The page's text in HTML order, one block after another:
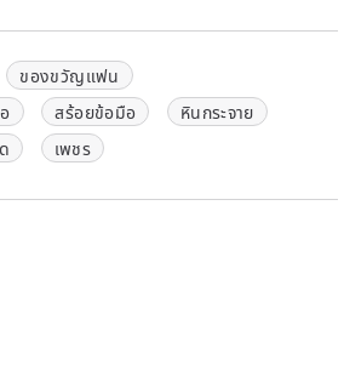
ของขวัญแฟน
สร้อยข้อมือ
หินกระจาย
เพชร